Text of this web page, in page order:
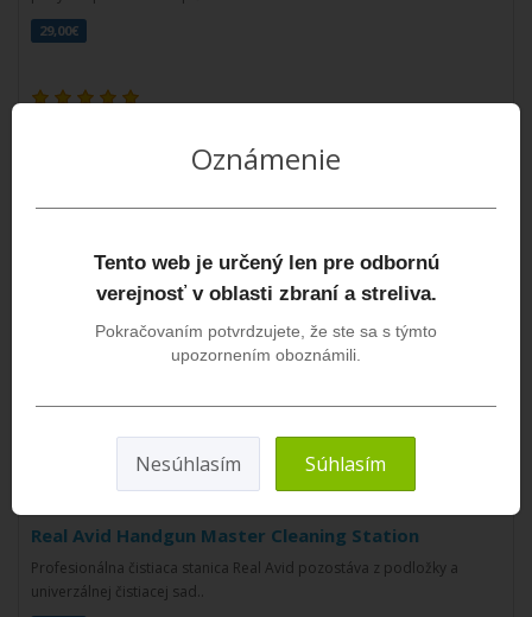
29,00€
SLEDOVAŤ DOSTUPNOSŤ
Real Avid Handgun Master Cleaning Station
Profesionálna čistiaca stanica Real Avid pozostáva z podložky a
univerzálnej čistiacej sad..
Oznámenie
Tento web je určený len pre odbornú
verejnosť v oblasti zbraní a streliva.
Pokračovaním potvrdzujete, že ste sa s týmto
upozornením oboznámili.
Nesúhlasím Súhlasím